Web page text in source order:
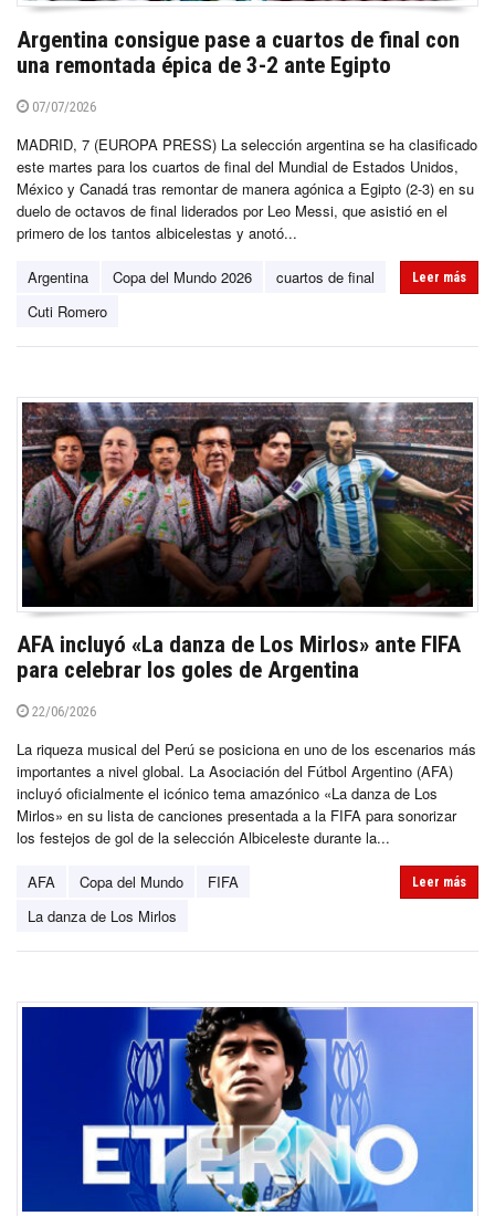
Argentina consigue pase a cuartos de final con
una remontada épica de 3-2 ante Egipto
07/07/2026
MADRID, 7 (EUROPA PRESS) La selección argentina se ha clasificado
este martes para los cuartos de final del Mundial de Estados Unidos,
México y Canadá tras remontar de manera agónica a Egipto (2-3) en su
duelo de octavos de final liderados por Leo Messi, que asistió en el
primero de los tantos albicelestas y anotó...
Argentina Copa del Mundo 2026
cuartos de final
Cuti Romero
Leer más
AFA incluyó «La danza de Los Mirlos» ante FIFA
para celebrar los goles de Argentina
22/06/2026
La riqueza musical del Perú se posiciona en uno de los escenarios más
importantes a nivel global. La Asociación del Fútbol Argentino (AFA)
incluyó oficialmente el icónico tema amazónico «La danza de Los
Mirlos» en su lista de canciones presentada a la FIFA para sonorizar
los festejos de gol de la selección Albiceleste durante la...
AFA Copa del Mundo
FIFA
La danza de Los Mirlos
Leer más